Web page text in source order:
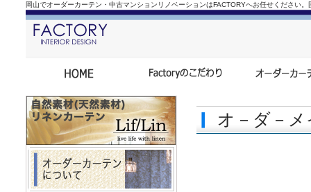
岡山でオーダーカーテン・中古マンションリノベーションはFACTORYへお任せください
オ－ダ－